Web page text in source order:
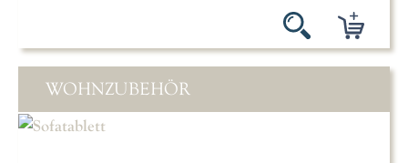
WOHNZUBEHÖR